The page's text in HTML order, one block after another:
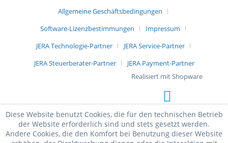
Allgemeine Geschäftsbedingungen
Software-Lizenzbestimmungen
Impressum
JERA Technologie-Partner
JERA Service-Partner
JERA Steuerberater-Partner
JERA Payment-Partner
Realisiert mit Shopware
Diese Website benutzt Cookies, die für den technischen Betrieb
der Website erforderlich sind und stets gesetzt werden.
Andere Cookies, die den Komfort bei Benutzung dieser Website